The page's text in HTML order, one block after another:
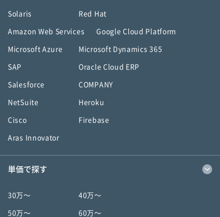
Solaris Red Hat
Amazon Web Services Google Cloud Platform
Microsoft Azure Microsoft Dynamics 365
SAP Oracle Cloud ERP
Salesforce COMPANY
NetSuite Heroku
Cisco Firebase
Aras Innovator
単価で探す
30万〜 40万〜
50万〜 60万〜